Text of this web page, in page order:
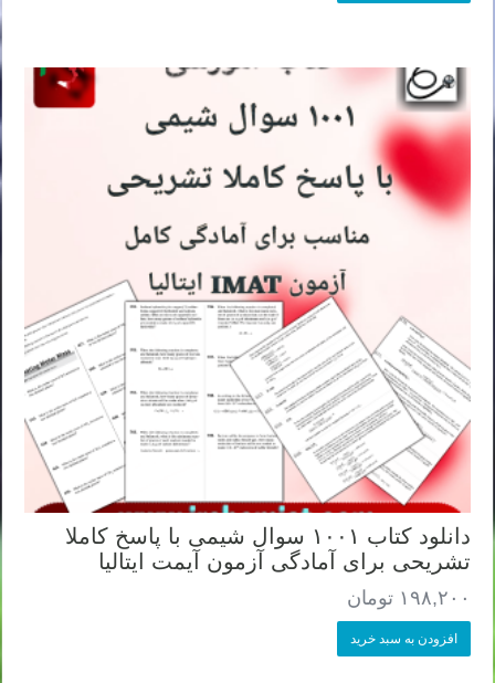
دانلود کتاب ۱۰۰۱ سوال شیمی با پاسخ کاملا
تشریحی برای آمادگی آزمون آیمت ایتالیا
۱۹۸,۲۰۰ تومان
افزودن به سبد خرید